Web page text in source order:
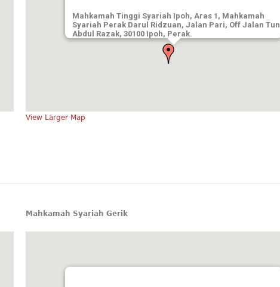
Mahkamah Tinggi Syariah Ipoh, Aras 1, Mahkamah
Syariah Perak Darul Ridzuan, Jalan Pari, Off Jalan Tun
Abdul Razak, 30100 Ipoh, Perak.
View Larger Map
Mahkamah Syariah Gerik